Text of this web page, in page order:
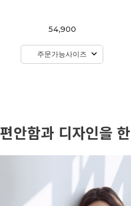
54,900
주문가능사이즈
편안함과 디자인을